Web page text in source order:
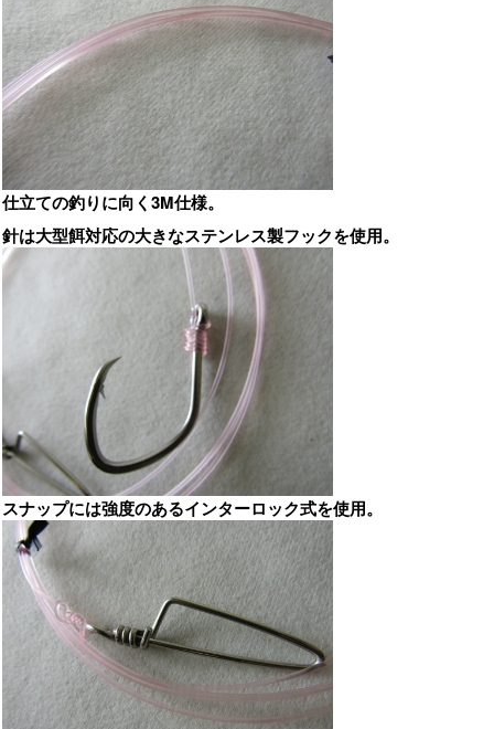
仕立ての釣りに向く3M仕様。
針は大型餌対応の大きなステンレス製フックを使用。
スナップには強度のあるインターロック式を使用。